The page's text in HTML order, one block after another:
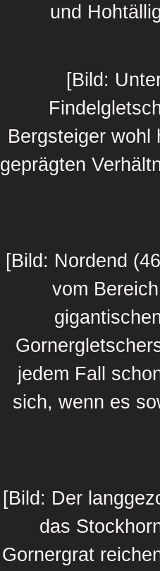
und
[Bild:
Bergsteiger wohl
geprägten
[Bild: Nordend
vom
jedem Fall
sich, wenn es
[Bild: Der
das
Gornergrat